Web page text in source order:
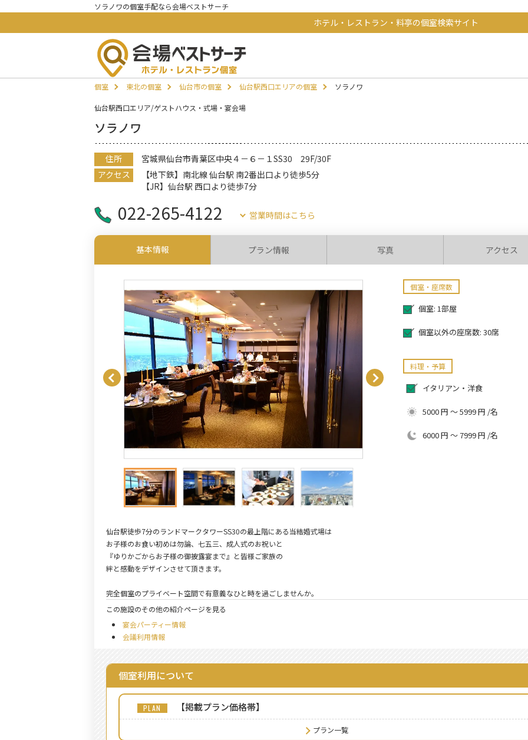
ソラノワの個室手配なら会場ベストサーチ
ホテル・レストラン・料亭の個室検索サイト
個室 東北の個室 仙台市の個室 仙台駅西口エリアの個室 ソラノワ
仙台駅西口エリア/ゲストハウス・式場・宴会場
ソラノワ
住所
宮城県仙台市青葉区中央４－６－１SS30 29F/30F
アクセス
【地下鉄】南北線 仙台駅 南2番出口より徒歩5分
【JR】仙台駅 西口より徒歩7分
022-265-4122 営業時間はこちら
基本情報 プラン情報 写真 アクセス
個室・座席数
個室: 1部屋
個室以外の座席数: 30席
料理・予算
イタリアン・洋食
5000 円 ～ 5999 円 /名
6000 円 ～ 7999 円 /名
仙台駅徒歩7分のランドマークタワーSS30の最上階にある当結婚式場は
お子様のお食い初めは勿論、七五三、成人式のお祝いと
『ゆりかごからお子様の御披露宴まで』と皆様ご家族の
絆と感動をデザインさせて頂きます。
完全個室のプライベート空間で有意義なひと時を過ごしませんか。
この施設のその他の紹介ページを見る
宴会パーティー情報
会議利用情報
個室利用について
【掲載プラン価格帯】
プラン一覧